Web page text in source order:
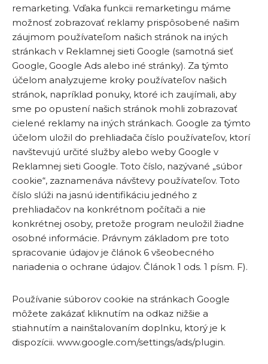
remarketing. Vďaka funkcii remarketingu máme
možnosť zobrazovať reklamy prispôsobené našim
záujmom používateľom našich stránok na iných
stránkach v Reklamnej sieti Google (samotná sieť
Google, Google Ads alebo iné stránky). Za týmto
účelom analyzujeme kroky používateľov našich
stránok, napríklad ponuky, ktoré ich zaujímali, aby
sme po opustení našich stránok mohli zobrazovať
cielené reklamy na iných stránkach. Google za týmto
účelom uložil do prehliadača číslo používateľov, ktorí
navštevujú určité služby alebo weby Google v
Reklamnej sieti Google. Toto číslo, nazývané „súbor
cookie“, zaznamenáva návštevy používateľov. Toto
číslo slúži na jasnú identifikáciu jedného z
prehliadačov na konkrétnom počítači a nie
konkrétnej osoby, pretože program neuložil žiadne
osobné informácie. Právnym základom pre toto
spracovanie údajov je článok 6 všeobecného
nariadenia o ochrane údajov. Článok 1 ods. 1 písm. F).
Používanie súborov cookie na stránkach Google
môžete zakázať kliknutím na odkaz nižšie a
stiahnutím a nainštalovaním doplnku, ktorý je k
dispozícii. www.google.com/settings/ads/plugin.